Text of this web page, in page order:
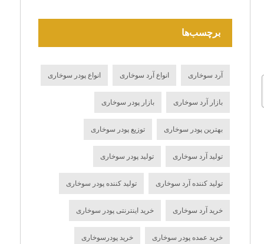
برچسب‌ها
آرد سوخاری انواع آرد سوخاری انواع پودر سوخاری
بازار آرد سوخاری بازار پودر سوخاری
بهترین پودر سوخاری توزیع پودر سوخاری
تولید آرد سوخاری تولید پودر سوخاری
تولید کننده آرد سوخاری تولید کننده پودر سوخاری
خرید آرد سوخاری خرید اینترنتی پودر سوخاری
خرید عمده پودر سوخاری خرید پودرسوخاری